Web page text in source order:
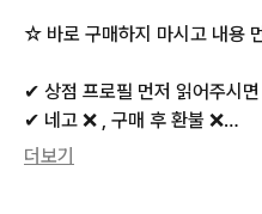
☆ 바로 구매하지 마시고 내용
✔ 상점 프로필 먼저 읽어주시
✔ 네고 ❌️ , 구매 후 환불 ❌️
✔ 배송은 주말 제외 2일 이내
더보기